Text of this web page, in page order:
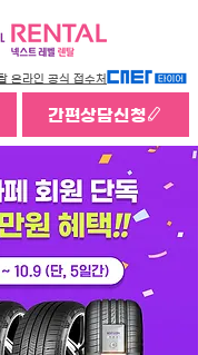
온라인 공식 접수처
간편상담신청